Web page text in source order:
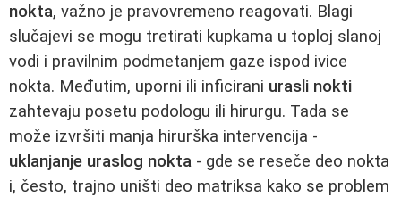
nokta, važno je pravovremeno reagovati. Blagi
slučajevi se mogu tretirati kupkama u toploj slanoj
vodi i pravilnim podmetanjem gaze ispod ivice
nokta. Međutim, uporni ili inficirani urasli nokti
zahtevaju posetu podologu ili hirurgu. Tada se
može izvršiti manja hirurška intervencija -
uklanjanje uraslog nokta - gde se reseče deo nokta
i, često, trajno uništi deo matriksa kako se problem